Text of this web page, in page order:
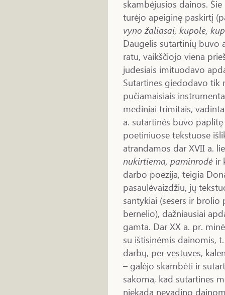
skambėjusios dainos.
turėjo apeiginę paskirtį
vyno žaliasai, kupole,
Daugelis sutartinių buvo
ratu, vaikščiojo viena
judesiais imituodavo
Sutartines giedodavo tik
pučiamaisiais
mediniai trimitais,
a. sutartinės buvo
poetiniuose tekstuose
atrandamos dar XVII a.
nukirtiema, paminrodė ir
darbo poezija, teigia
pasaulėvaizdžiu, jų
santykiai (sesers ir brolio
bernelio), dažniausiai
gamta. Dar XX a. pr.
su ištisinėmis dainomis,
darbų, per vestuves,
– galėjo skambėti ir
sakoma, kad sutartines
niekada nevadino